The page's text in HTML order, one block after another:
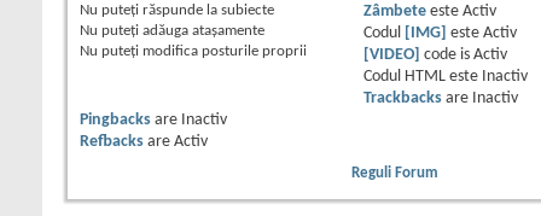
Nu puteţi răspunde la subiecte
Nu puteţi adăuga ataşamente
Nu puteţi modifica posturile proprii
Zâmbeteeste Activ
Codul
[IMG] este Activ
[VIDEO]
code is Activ
Codul HTML este
Inactiv
Trackbacksare
Inactiv
Pingbacks are
Inactiv
Refbacks are Activ
Reguli Forum